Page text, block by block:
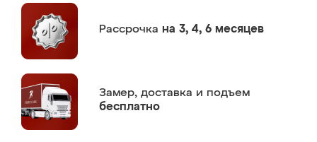
Рассрочка на 3, 4, 6 месяцев
Замер, доставка и подъем
бесплатно